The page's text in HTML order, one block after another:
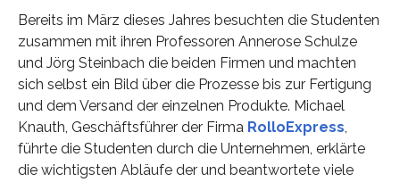
Bereits im März dieses Jahres besuchten die Studenten
zusammen mit ihren Professoren Annerose Schulze
und Jörg Steinbach die beiden Firmen und machten
sich selbst ein Bild über die Prozesse bis zur Fertigung
und dem Versand der einzelnen Produkte. Michael
Knauth, Geschäftsführer der Firma RolloExpress,
führte die Studenten durch die Unternehmen, erklärte
die wichtigsten Abläufe der und beantwortete viele